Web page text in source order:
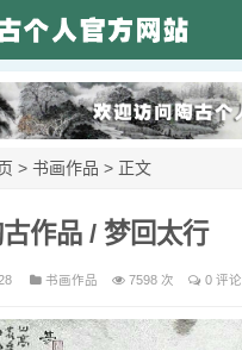
> 书画作品 > 正文
古作品 / 梦回太行
书画作品 7598 次 0 评论